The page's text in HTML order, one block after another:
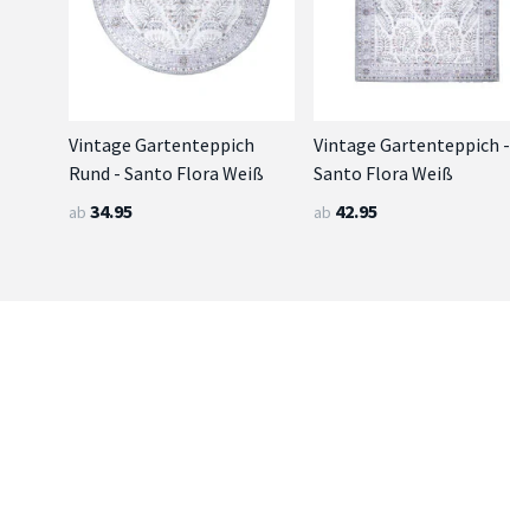
Vintage Gartenteppich
Rund - Santo Flora Weiß
ab 34.95
Vintage Gartenteppich -
Santo Flora Weiß
ab 42.95